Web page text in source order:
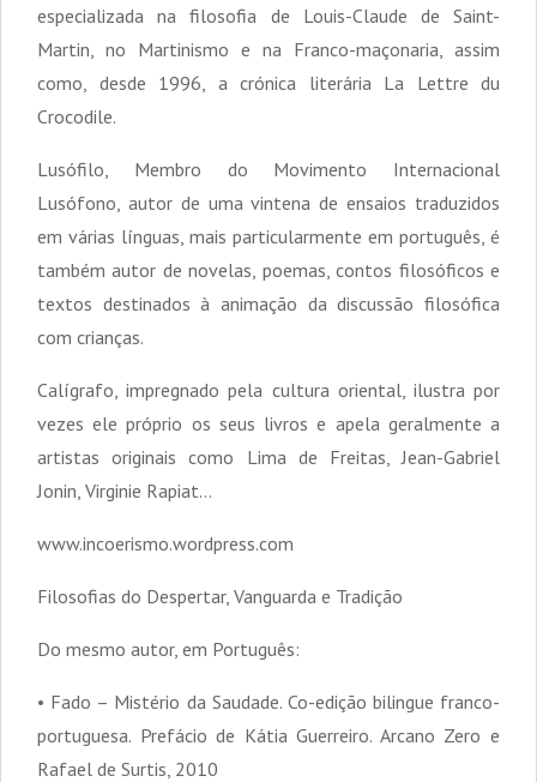
especializada na filosofia de Louis-Claude de Saint-
Martin, no Martinismo e na Franco-maçonaria, assim
como, desde 1996, a crónica literária La Lettre du
Crocodile.
Lusófilo, Membro do Movimento Internacional
Lusófono, autor de uma vintena de ensaios traduzidos
em várias línguas, mais particularmente em português, é
também autor de novelas, poemas, contos filosóficos e
textos destinados à animação da discussão filosófica
com crianças.
Calígrafo, impregnado pela cultura oriental, ilustra por
vezes ele próprio os seus livros e apela geralmente a
artistas originais como Lima de Freitas, Jean-Gabriel
Jonin, Virginie Rapiat…
www.incoerismo.wordpress.com
Filosofias do Despertar, Vanguarda e Tradição
Do mesmo autor, em Português:
• Fado – Mistério da Saudade. Co-edição bilingue franco-
portuguesa. Prefácio de Kátia Guerreiro. Arcano Zero e
Rafael de Surtis, 2010